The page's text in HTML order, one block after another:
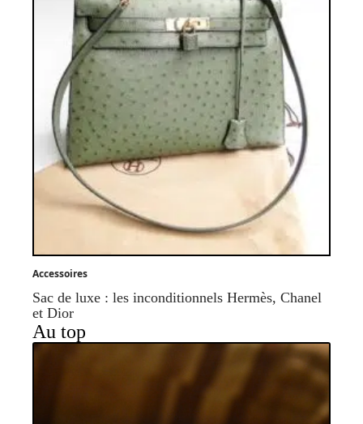
Accessoires
Sac de luxe : les inconditionnels Hermès, Chanel
et Dior
Au top